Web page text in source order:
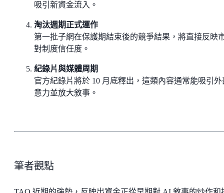
吸引新資金流入。
淘汰週期正式運作
第一批子網在保護期結束後的競爭結果，將直接反映
對制度信任度。
紀錄片與媒體周期
官方紀錄片將於 10 月底釋出，這類內容通常能吸引外
意力並放大敘事。
筆者觀點